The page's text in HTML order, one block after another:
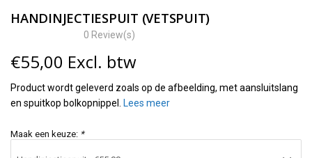
HANDINJECTIESPUIT (VETSPUIT)
0 Review(s)
€55,00 Excl. btw
Product wordt geleverd zoals op de afbeelding, met aansluitslang
en spuitkop bolkopnippel.
Lees meer
Maak een keuze: *